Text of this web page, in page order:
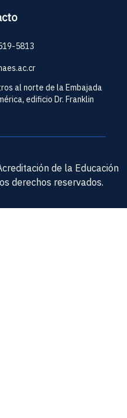
5813
al norte de la Embajada
edificio Dr. Franklin
de la Educación
derechos reservados.